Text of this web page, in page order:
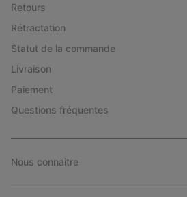
Retours
Rétractation
Statut de la commande
Livraison
Paiement
Questions fréquentes
Nous connaitre